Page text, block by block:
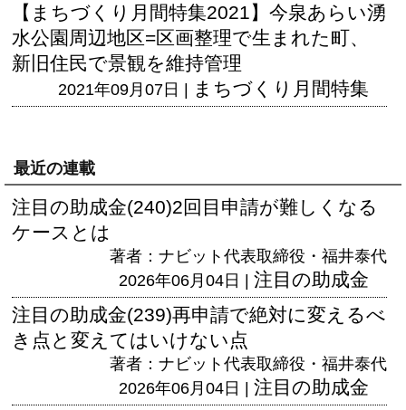
【まちづくり月間特集2021】今泉あらい湧
水公園周辺地区=区画整理で生まれた町、
新旧住民で景観を維持管理
2021年09月07日 | まちづくり月間特集
最近の連載
注目の助成金(240)2回目申請が難しくなる
ケースとは
著者：ナビット代表取締役・福井泰代
2026年06月04日 | 注目の助成金
注目の助成金(239)再申請で絶対に変えるべ
き点と変えてはいけない点
著者：ナビット代表取締役・福井泰代
2026年06月04日 | 注目の助成金